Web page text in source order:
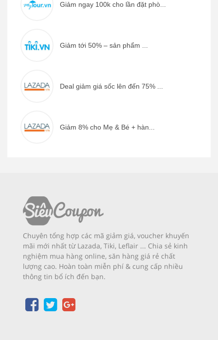
Giảm ngay 100k cho lần đặt phò...
Giảm tới 50% – sản phẩm ...
Deal giảm giá sốc lên đến 75% ...
Giảm 8% cho Mẹ & Bé + hàn...
Chuyên tổng hợp các mã giảm giá, voucher khuyến
mãi mới nhất từ Lazada, Tiki, Leflair ... Chia sẻ kinh
nghiệm mua hàng online, săn hàng giá rẻ chất
lượng cao. Hoàn toàn miễn phí & cung cấp nhiều
thông tin bổ ích đến bạn.